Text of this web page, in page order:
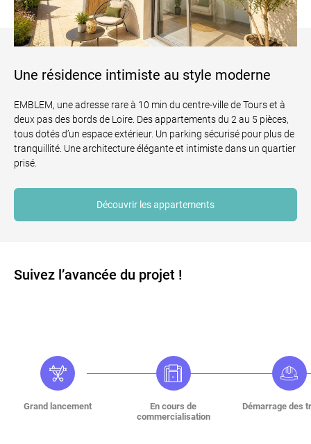
Une résidence intimiste au style moderne
EMBLEM, une adresse rare à 10 min du centre-ville de Tours et à
deux pas des bords de Loire. Des appartements du 2 au 5 pièces,
tous dotés d’un espace extérieur. Un parking sécurisé pour plus de
tranquillité. Une architecture élégante et intimiste dans un quartier
prisé.
Découvrir les appartements
Suivez l’avancée du projet !
Grand lancement
En cours de
commercialisation
Démarrage des